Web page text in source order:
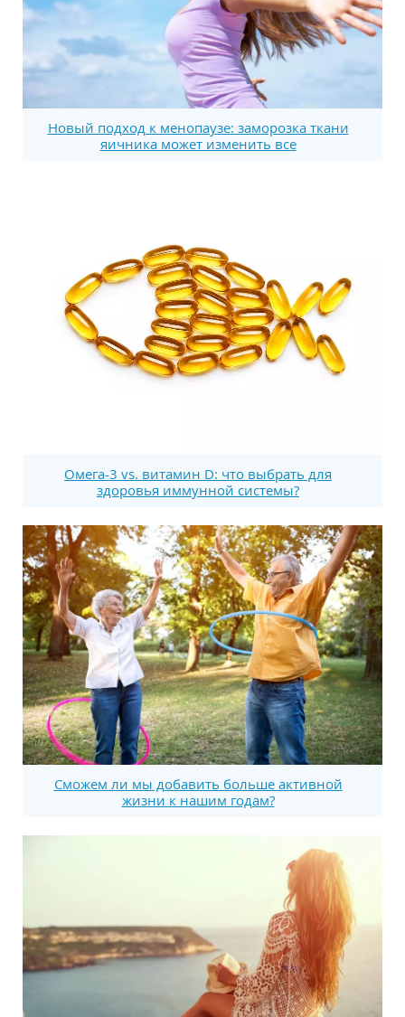
Новый подход к менопаузе: заморозка ткани
яичника может изменить все
Омега-3 vs. витамин D: что выбрать для
здоровья иммунной системы?
Сможем ли мы добавить больше активной
жизни к нашим годам?